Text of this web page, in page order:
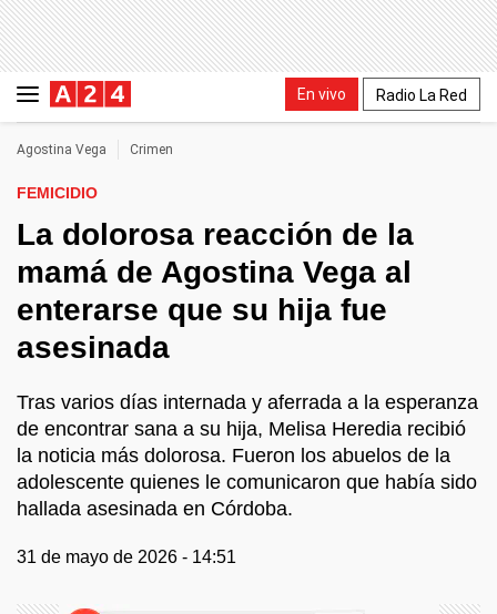
En vivo Radio La Red
Agostina Vega Crimen
FEMICIDIO
La dolorosa reacción de la
mamá de Agostina Vega al
enterarse que su hija fue
asesinada
Tras varios días internada y aferrada a la esperanza
de encontrar sana a su hija, Melisa Heredia recibió
la noticia más dolorosa. Fueron los abuelos de la
adolescente quienes le comunicaron que había sido
hallada asesinada en Córdoba.
31 de mayo de 2026 - 14:51